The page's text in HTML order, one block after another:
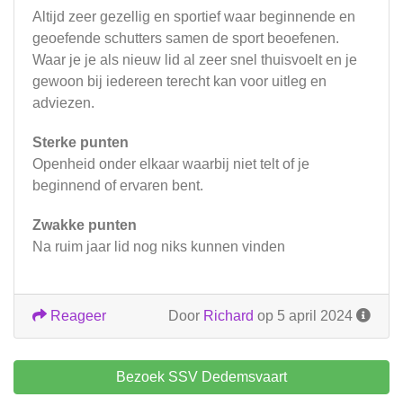
Altijd zeer gezellig en sportief waar beginnende en
geoefende schutters samen de sport beoefenen.
Waar je je als nieuw lid al zeer snel thuisvoelt en je
gewoon bij iedereen terecht kan voor uitleg en
adviezen.
Sterke punten
Openheid onder elkaar waarbij niet telt of je
beginnend of ervaren bent.
Zwakke punten
Na ruim jaar lid nog niks kunnen vinden
Door Richard op 5 april 2024
Reageer
Bezoek SSV Dedemsvaart